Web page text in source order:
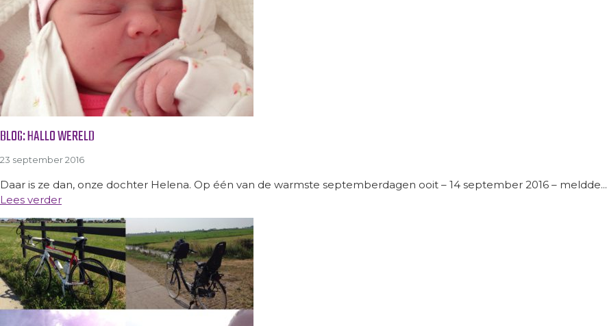
BLOG: HALLO WERELD
23 september 2016
Daar is ze dan, onze dochter Helena. Op één van de warmste septemberdagen ooit – 14 september 2016 – meldde...
Lees verder